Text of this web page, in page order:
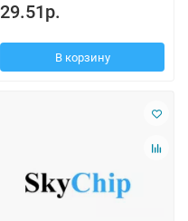
29.51р.
В корзину